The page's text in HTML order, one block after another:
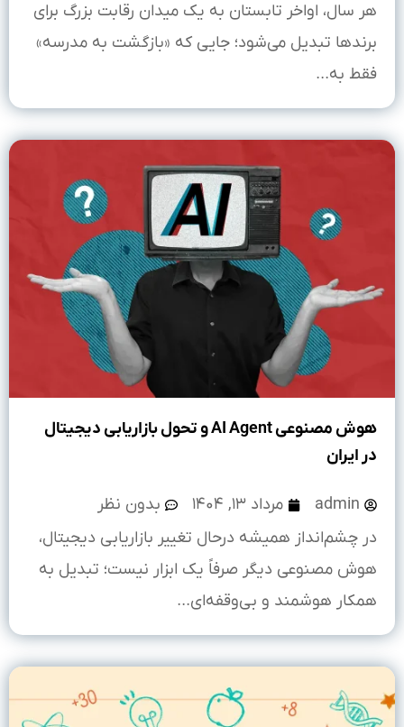
هر سال، اواخر تابستان به یک میدان رقابت بزرگ برای
برندها تبدیل می‌شود؛ جایی که «بازگشت به مدرسه»
فقط به...
هوش مصنوعی AI Agent و تحول بازاریابی دیجیتال
در ایران
admin مرداد ۱۳, ۱۴۰۴
بدون نظر
در چشم‌انداز همیشه ‌درحال ‌تغییر بازاریابی دیجیتال،
هوش مصنوعی دیگر صرفاً یک ابزار نیست؛ تبدیل به
همکار هوشمند و بی‌وقفه‌ای...